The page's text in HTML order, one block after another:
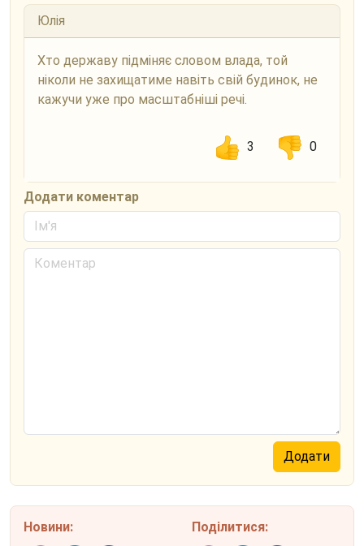
Юлія
Хто державу підміняє словом влада, той
ніколи не захищатиме навіть свій будинок, не
кажучи уже про масштабніші речі.
3 0
Додати коментар
Новини: Поділитися: